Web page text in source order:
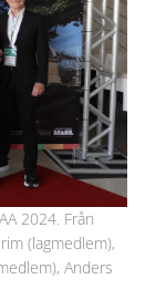
2024. Från
(lagmedlem),
Anders